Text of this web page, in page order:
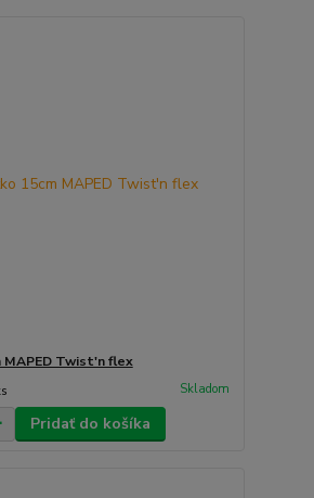
MAPED Twist'n flex
Skladom
Pridať do košíka